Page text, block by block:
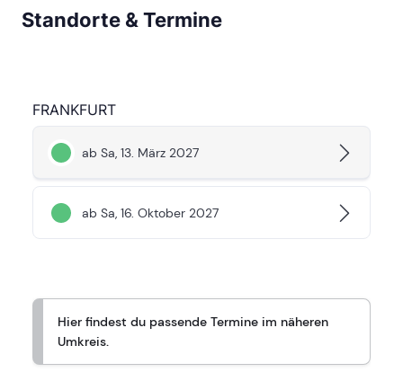
Standorte & Termine
FRANKFURT
ab Sa, 13. März 2027
ab Sa, 16. Oktober 2027
Hier findest du passende Termine im näheren
Umkreis.